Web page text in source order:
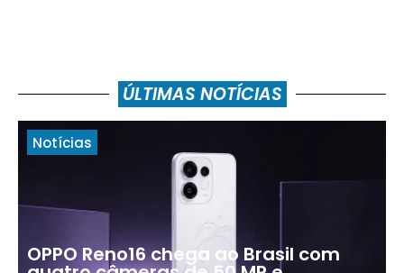
ÚLTIMAS NOTÍCIAS
Notícias
OPPO Reno16 chega ao Brasil com